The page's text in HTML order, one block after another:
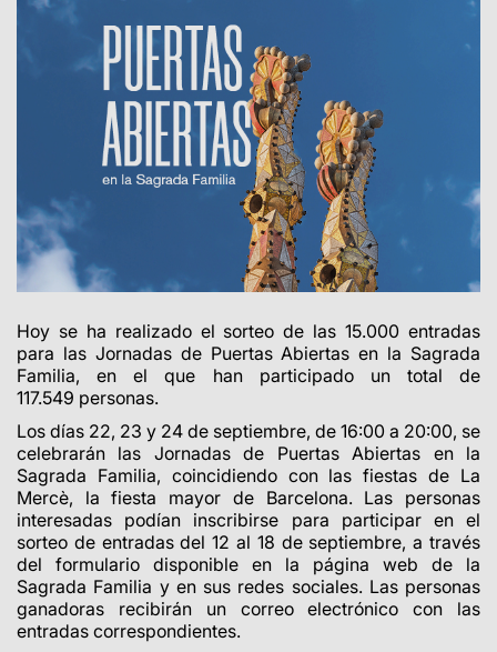
Hoy se ha realizado el sorteo de las 15.000 entradas
para las Jornadas de Puertas Abiertas en la Sagrada
Familia, en el que han participado un total de
117.549 personas.
Los días 22, 23 y 24 de septiembre, de 16:00 a 20:00, se
celebrarán las Jornadas de Puertas Abiertas en la
Sagrada Familia, coincidiendo con las fiestas de La
Mercè, la fiesta mayor de Barcelona. Las personas
interesadas podían inscribirse para participar en el
sorteo de entradas del 12 al 18 de septiembre, a través
del formulario disponible en la página web de la
Sagrada Familia y en sus redes sociales. Las personas
ganadoras recibirán un correo electrónico con las
entradas correspondientes.